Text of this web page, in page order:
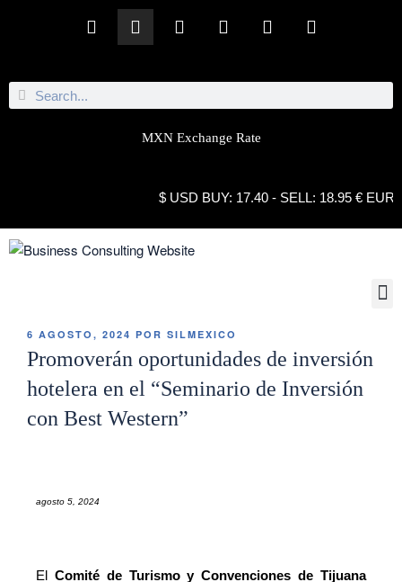
MXN Exchange Rate
$ USD BUY: 17.40 - SELL: 18.95 € EUR
6 AGOSTO, 2024 POR SILMEXICO
Promoverán oportunidades de inversión
hotelera en el “Seminario de Inversión
con Best Western”
agosto 5, 2024
El Comité de Turismo y Convenciones de Tijuana